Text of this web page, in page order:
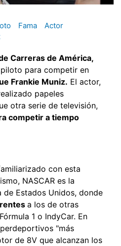
Fama
Actor
Carreras de América,
para competir en
Frankie Muniz. El actor,
papeles
otra serie de televisión,
competir a tiempo
con esta
NASCAR es la
Estados Unidos, donde
a los de otras
1 o IndyCar. En
"más
de 8V que alcanzan los